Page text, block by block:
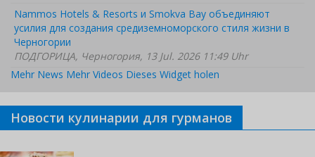
Nammos Hotels & Resorts и Smokva Bay объединяют
усилия для создания средиземноморского стиля жизни в
Черногории
ПОДГОРИЦА, Черногория, 13 Jul. 2026 11:49 Uhr
Mehr News Mehr Videos Dieses Widget holen
Новости кулинарии для гурманов